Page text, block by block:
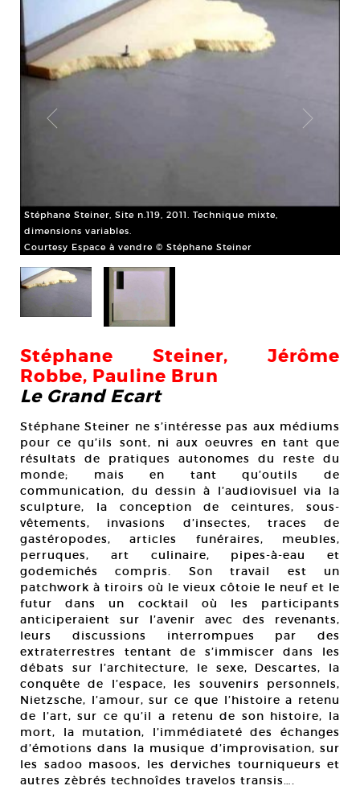
Stéphane Steiner, Site n.119, 2011. Technique mixte,
dimensions variables.
Courtesy Espace à vendre © Stéphane Steiner
Stéphane Steiner, Jérôme
Robbe, Pauline Brun
Le Grand Ecart
Stéphane Steiner ne s’intéresse pas aux médiums
pour ce qu’ils sont, ni aux oeuvres en tant que
résultats de pratiques autonomes du reste du
monde; mais en tant qu’outils de
communication, du dessin à l’audiovisuel via la
sculpture, la conception de ceintures, sous-
vêtements, invasions d’insectes, traces de
gastéropodes, articles funéraires, meubles,
perruques, art culinaire, pipes-à-eau et
godemichés compris. Son travail est un
patchwork à tiroirs où le vieux côtoie le neuf et le
futur dans un cocktail où les participants
anticiperaient sur l’avenir avec des revenants,
leurs discussions interrompues par des
extraterrestres tentant de s’immiscer dans les
débats sur l’architecture, le sexe, Descartes, la
conquête de l’espace, les souvenirs personnels,
Nietzsche, l’amour, sur ce que l’histoire a retenu
de l’art, sur ce qu’il a retenu de son histoire, la
mort, la mutation, l’immédiateté des échanges
d’émotions dans la musique d’improvisation, sur
les sadoo masoos, les derviches tourniqueurs et
autres zèbrés technoîdes travelos transis….